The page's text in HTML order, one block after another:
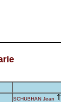
SCHUBHAN Jean